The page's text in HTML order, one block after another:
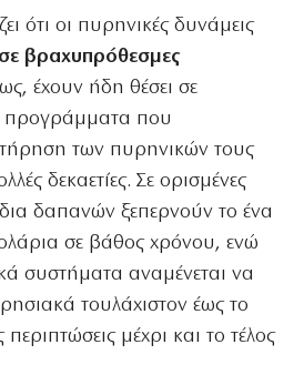
ότι οι πυρηνικές δυνάμεις
σε βραχυπρόθεσμες
έχουν ήδη θέσει σε
προγράμματα που
των πυρηνικών τους
δεκαετίες. Σε ορισμένες
δαπανών ξεπερνούν το ένα
σε βάθος χρόνου, ενώ
συστήματα αναμένεται να
τουλάχιστον έως το
μέχρι και το τέλος